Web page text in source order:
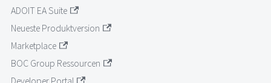
ADOIT EA Suite
Neueste Produktversion
Marketplace
BOC Group Ressourcen